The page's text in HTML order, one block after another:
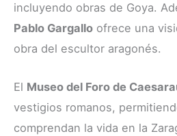
incluyendo obras de Goya.
Pablo Gargallo ofrece una
obra del escultor aragonés.
El Museo del Foro de
vestigios romanos,
comprendan la vida en la